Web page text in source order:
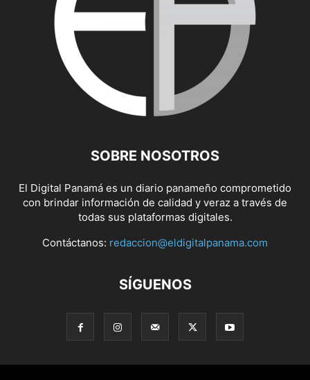
SOBRE NOSOTROS
El Digital Panamá es un diario panameño comprometido
con brindar información de calidad y veraz a través de
todas sus plataformas digitales.
Contáctanos: redaccion@eldigitalpanama.com
SÍGUENOS